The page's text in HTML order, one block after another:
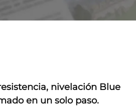
nivelación Blue
en un solo paso.